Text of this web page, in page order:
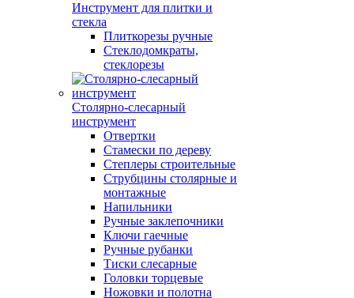
Инструмент для плитки и
стекла
Плиткорезы ручные
Стеклодомкраты,
стеклорезы
Столярно-слесарный
инструмент
Отвертки
Стамески по дереву
Степлеры строительные
Струбцины столярные и
монтажные
Напильники
Ручные заклепочники
Ключи гаечные
Ручные рубанки
Тиски слесарные
Головки торцевые
Ножовки и полотна